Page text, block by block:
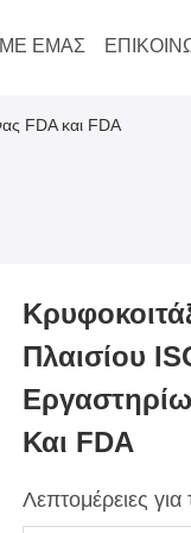
ΜΕ ΕΜΆΣ
FDA και FDA
Πλαισίου
Και FDA
Λεπτομέρειες για